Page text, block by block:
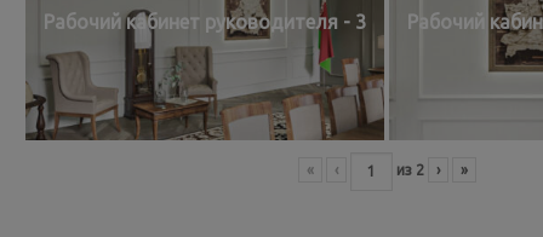
Рабочий кабинет руководителя - 3 Рабочий
« ‹ из 2 › »